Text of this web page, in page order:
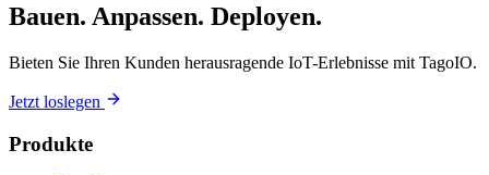
Bauen. Anpassen. Deployen.
Bieten Sie Ihren Kunden herausragende IoT-Erlebnisse mit TagoIO.
Jetzt loslegen
Produkte